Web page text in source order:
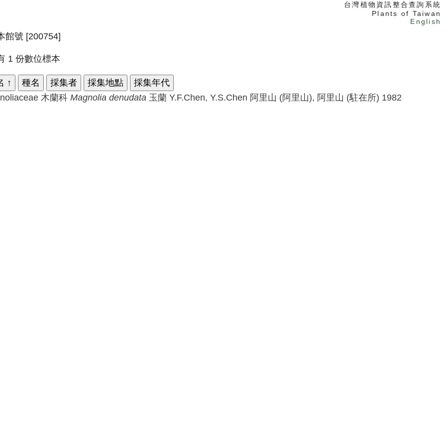
台灣植物資訊整合查詢系統
Plants of Taiwan
English
館號 [200754]
1 份數位標本
↑ 種名 採集者 採集地點
採集年代
木蘭科 Magnolia denudata 玉蘭 Y.F.Chen, Y.S.Chen 阿里山 (阿里山), 阿里山 (駐在所) 1982